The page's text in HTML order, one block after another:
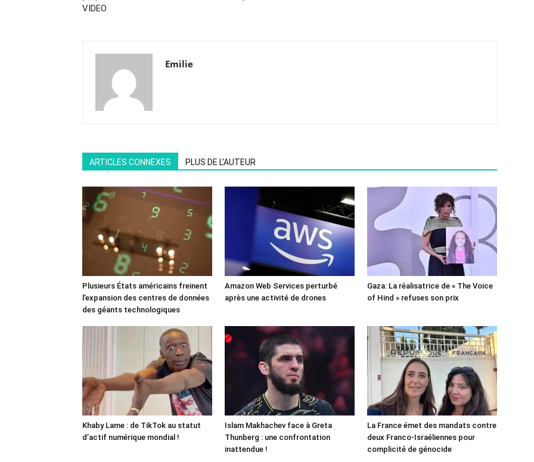
VIDEO
Emilie
ARTICLES CONNEXES PLUS DE L'AUTEUR
Plusieurs États américains freinent
l’expansion des centres de données
des géants technologiques
Amazon Web Services perturbé
après une activité de drones
Gaza: La réalisatrice de « The Voice
of Hind » refuses son prix
Khaby Lame : de TikTok au statut
d’actif numérique mondial !
Islam Makhachev face à Greta
Thunberg : une confrontation
inattendue !
La France émet des mandats contre
deux Franco-Israéliennes pour
complicité de génocide